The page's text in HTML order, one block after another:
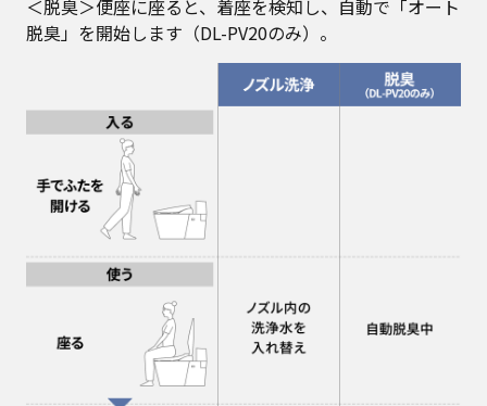
＜脱臭＞便座に座ると、着座を検知し、自動で「オート
脱臭」を開始します（DL-PV20のみ）。